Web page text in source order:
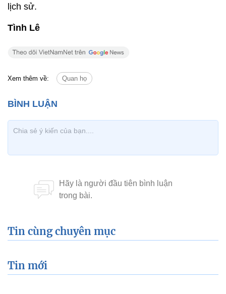
lịch sử.
Tình Lê
Xem thêm về: Quan họ
Tin cùng chuyên mục
Tin mới